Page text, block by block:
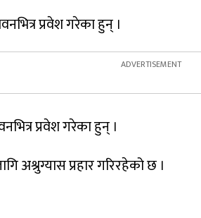
प्रवेश गरेका हुन् ।
प्रवेश गरेका हुन् ।
अश्रुग्यास प्रहार गरिरहेको छ ।